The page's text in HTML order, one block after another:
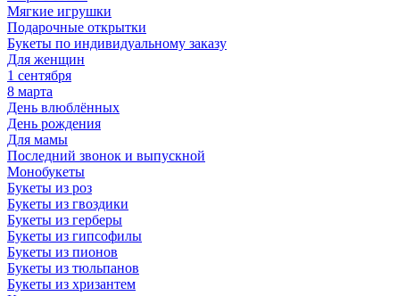
Мягкие игрушки
Подарочные открытки
Букеты по индивидуальному заказу
Для женщин
1 сентября
8 марта
День влюблённых
День рождения
Для мамы
Последний звонок и выпускной
Монобукеты
Букеты из роз
Букеты из гвоздики
Букеты из герберы
Букеты из гипсофилы
Букеты из пионов
Букеты из тюльпанов
Букеты из хризантем